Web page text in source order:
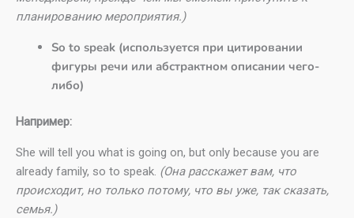
планированию мероприятия.)
So to speak (используется при цитировании
фигуры речи или абстрактном описании чего-
либо)
Например:
She will tell you what is going on, but only because you are
already family, so to speak. (Она расскажет вам, что
происходит, но только потому, что вы уже, так сказать,
семья.)